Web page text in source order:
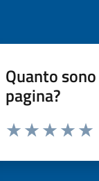
Quanto
pagina?
Valuta da 1 a 5 stelle la